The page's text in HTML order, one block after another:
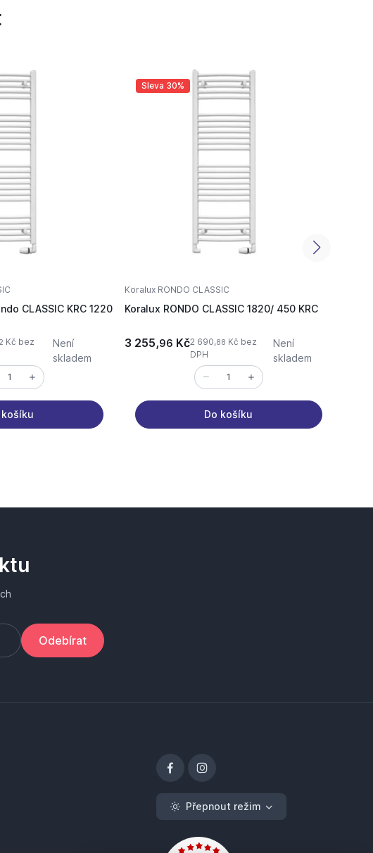
CLASSIC KRC 1220
Kč bez
Není
skladem
košíku
Sleva 30%
Koralux RONDO CLASSIC
Koralux RONDO CLASSIC 1820/ 450 KRC
3 255,96 Kč2 690,88 Kč bez
DPH
Není
skladem
Do košíku
Odebírat
Přepnout režim